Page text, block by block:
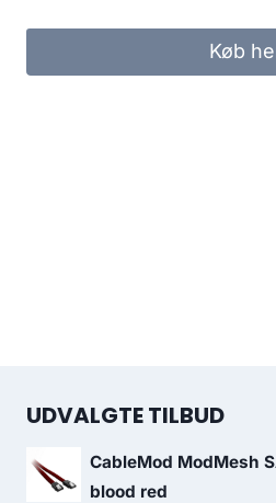
Køb
UDVALGTE TILBUD
CableMod ModMesh
blood red